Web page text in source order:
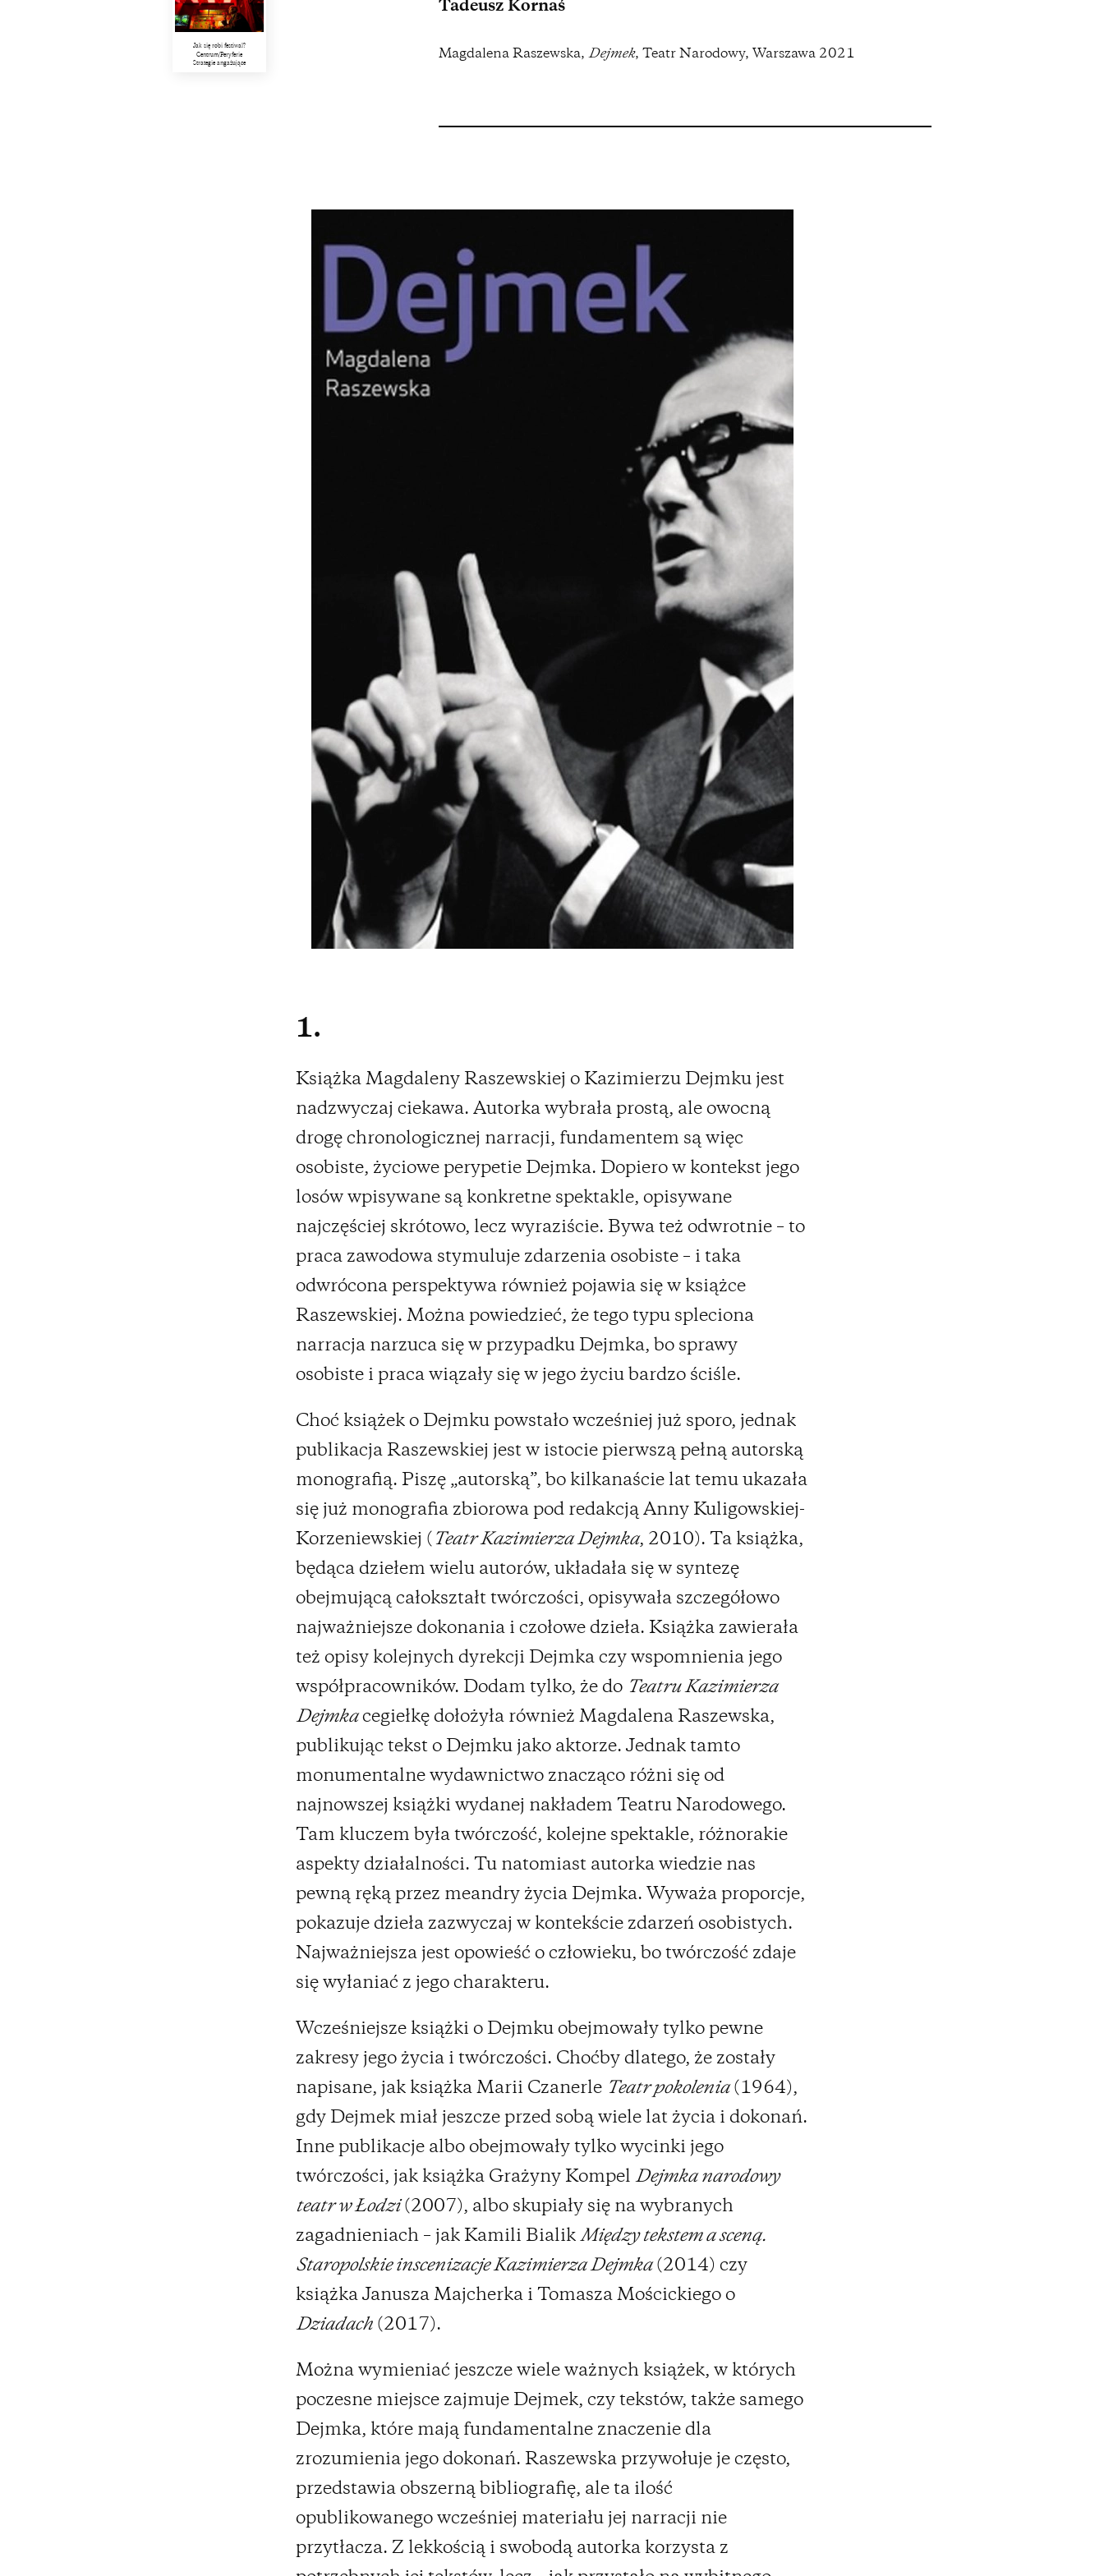
Jak się robi festiwal?
Centrum/Peryferie
Strategie angażujące
Tadeusz Kornaś
Magdalena Raszewska, Dejmek, Teatr Narodowy, Warszawa 2021
1.
Książka Magdaleny Raszewskiej o Kazimierzu Dejmku jest
nadzwyczaj ciekawa. Autorka wybrała prostą, ale owocną
drogę chronologicznej narracji, fundamentem są więc
osobiste, życiowe perypetie Dejmka. Dopiero w kontekst jego
losów wpisywane są konkretne spektakle, opisywane
najczęściej skrótowo, lecz wyraziście. Bywa też odwrotnie – to
praca zawodowa stymuluje zdarzenia osobiste – i taka
odwrócona perspektywa również pojawia się w książce
Raszewskiej. Można powiedzieć, że tego typu spleciona
narracja narzuca się w przypadku Dejmka, bo sprawy
osobiste i praca wiązały się w jego życiu bardzo ściśle.
Choć książek o Dejmku powstało wcześniej już sporo, jednak
publikacja Raszewskiej jest w istocie pierwszą pełną autorską
monografią. Piszę „autorską”, bo kilkanaście lat temu ukazała
się już monografia zbiorowa pod redakcją Anny Kuligowskiej-
Korzeniewskiej ( Teatr Kazimierza Dejmka, 2010). Ta książka,
będąca dziełem wielu autorów, układała się w syntezę
obejmującą całokształt twórczości, opisywała szczegółowo
najważniejsze dokonania i czołowe dzieła. Książka zawierała
też opisy kolejnych dyrekcji Dejmka czy wspomnienia jego
współpracowników. Dodam tylko, że do Teatru Kazimierza
Dejmkacegiełkę dołożyła również Magdalena Raszewska,
publikując tekst o Dejmku jako aktorze. Jednak tamto
monumentalne wydawnictwo znacząco różni się od
najnowszej książki wydanej nakładem Teatru Narodowego.
Tam kluczem była twórczość, kolejne spektakle, różnorakie
aspekty działalności. Tu natomiast autorka wiedzie nas
pewną ręką przez meandry życia Dejmka. Wyważa proporcje,
pokazuje dzieła zazwyczaj w kontekście zdarzeń osobistych.
Najważniejsza jest opowieść o człowieku, bo twórczość zdaje
się wyłaniać z jego charakteru.
Wcześniejsze książki o Dejmku obejmowały tylko pewne
zakresy jego życia i twórczości. Choćby dlatego, że zostały
napisane, jak książka Marii Czanerle Teatr pokolenia(1964),
gdy Dejmek miał jeszcze przed sobą wiele lat życia i dokonań.
Inne publikacje albo obejmowały tylko wycinki jego
twórczości, jak książka Grażyny Kompel Dejmka narodowy
teatr w Łodzi(2007), albo skupiały się na wybranych
zagadnieniach – jak Kamili Bialik Między tekstem a sceną.
Staropolskie inscenizacje Kazimierza Dejmka(2014) czy
książka Janusza Majcherka i Tomasza Mościckiego o
Dziadach (2017).
Można wymieniać jeszcze wiele ważnych książek, w których
poczesne miejsce zajmuje Dejmek, czy tekstów, także samego
Dejmka, które mają fundamentalne znaczenie dla
zrozumienia jego dokonań. Raszewska przywołuje je często,
przedstawia obszerną bibliografię, ale ta ilość
opublikowanego wcześniej materiału jej narracji nie
przytłacza. Z lekkością i swobodą autorka korzysta z